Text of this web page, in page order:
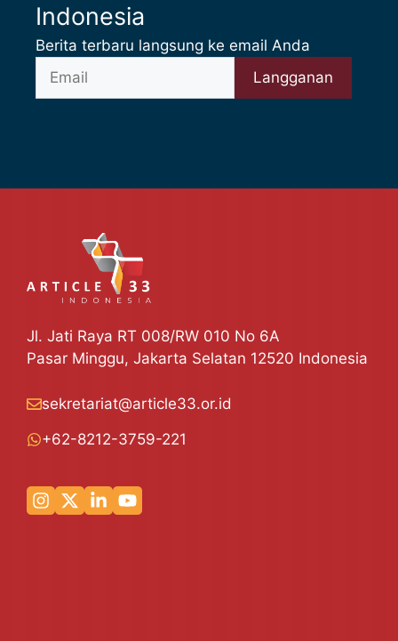
Indonesia
Berita terbaru langsung ke email Anda
Jl. Jati Raya RT 008/RW 010 No 6A
Pasar Minggu, Jakarta Selatan 12520 Indonesia
sekretariat@article33.or.id
+62-8212-3759-221